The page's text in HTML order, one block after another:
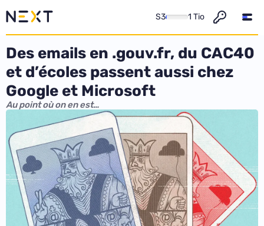
S3 1 Tio
Des emails en .gouv.fr, du CAC40
et d’écoles passent aussi chez
Google et Microsoft
Au point où on en est…